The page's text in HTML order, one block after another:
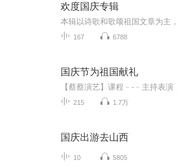
欢度国庆专辑
167 6788
国庆节为祖国献礼
215 1.7万
国庆出游去山西
10 5805